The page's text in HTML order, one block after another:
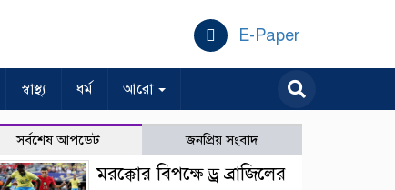
E-Paper
স্বাস্থ্য ধর্ম আরো
সর্বশেষ আপডেট জনপ্রিয় সংবাদ
মরক্কোর বিপক্ষে ড্র ব্রাজিলের